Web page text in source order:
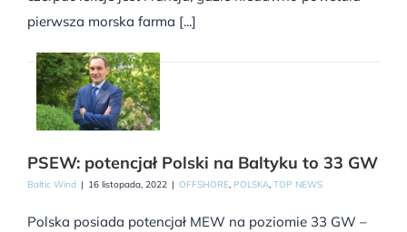
pierwsza morska farma [...]
PSEW: potencjał Polski na Baltyku to 33 GW
Baltic Wind | 16 listopada, 2022 | OFFSHORE, POLSKA, TOP NEWS
Polska posiada potencjał MEW na poziomie 33 GW –